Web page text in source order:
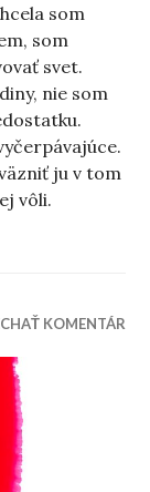
som
som
svet.
nie som
ju v tom
vôli.
KOMENTÁR